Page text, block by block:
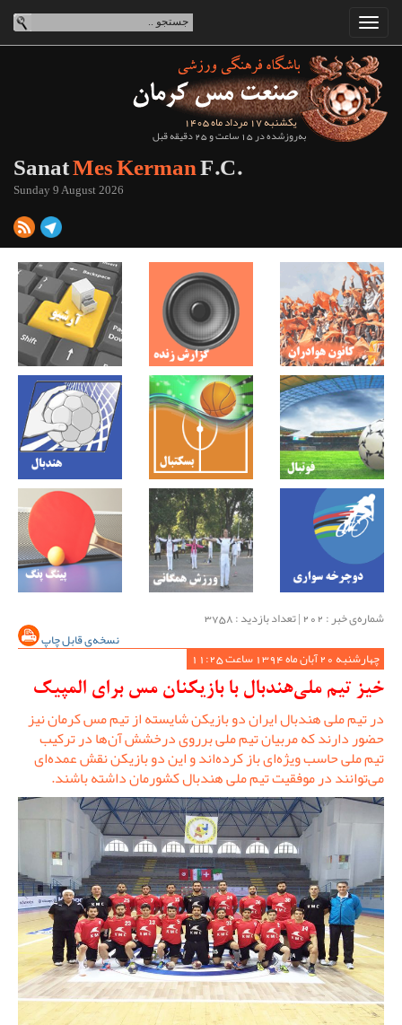
یکشنبه 17 مرداد ماه 1405
به‌روزشده در 15 ساعت و 25 دقیقه قبل
SanatMes KermanF.C.
Sunday 9 August 2026
شماره‌ی خبر : ‌202 | تعداد بازدید : 3758
نسخه‌ی قابل چاپ
چهارشنبه 20 آبان ماه 1394 ساعت 11:25
خیز تیم ملی‌هندبال با بازیکنان مس برای المپیک
در تیم ملی هندبال ایران دو بازیکن شایسته از تیم مس کرمان نیز
حضور دارند که مربیان تیم ملی برروی درخشش آن‌ها در ترکیب
تیم ملی حاسب ویژه‌ای باز کرده‌اند و این دو بازیکن نقش عمده‌ای
می‌توانند در موفقیت تیم ملی هندبال کشورمان داشته باشند.